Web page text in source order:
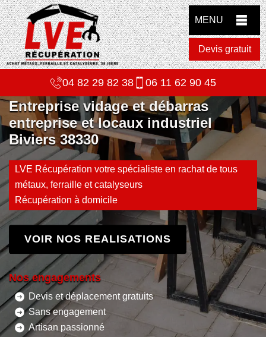
MENU
Devis gratuit
04 82 29 82 38 06 11 62 90 45
Entreprise vidage et débarras
entreprise et locaux industriel
Biviers 38330
LVE Récupération votre spécialiste en rachat de tous
métaux, ferraille et catalyseurs
Récupération à domicile
VOIR NOS REALISATIONS
Nos engagements
Devis et déplacement gratuits
Sans engagement
Artisan passionné